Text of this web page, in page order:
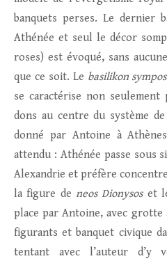
banquets perses. Le dernier
Athénée et seul le décor
roses) est évoqué, sans
que ce soit. Le basilikon
se caractérise non seulement
dons au centre du système
donné par Antoine à
attendu : Athénée passe sous
Alexandrie et préfère
la figure de neos Dionysoset
place par Antoine, avec grotte
figurants et banquet civique
tentant avec l’auteur d’y